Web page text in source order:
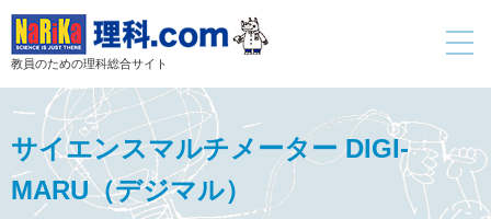
教員のための理科総合サイト
toggle
サイエンスマルチメーター DIGI-
MARU（デジマル）